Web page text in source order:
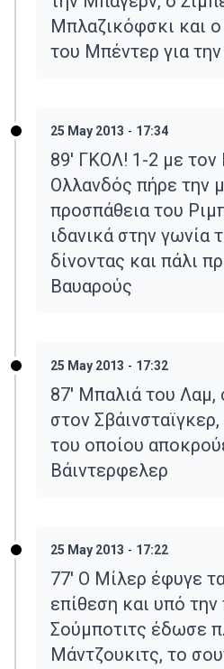
Μπλαζικόφσκι και
του Μπέντερ για
25 May 2013 - 17:34
89' ΓΚΟΛ! 1-2 με τον
Ολλανδός πήρε την
προσπάθεια του
ιδανικά στην γωνία
δίνοντας και πάλι
Βαυαρούς
25 May 2013 - 17:32
87' Μπαλιά του Λαμ,
στον
του οποίου
Βάιντερφελερ
25 May 2013 - 17:22
77' Ο Μίλερ έφυγε
επίθεση και υπό την
Σούμποτιτς έδωσε
Μάντζουκιτς, το